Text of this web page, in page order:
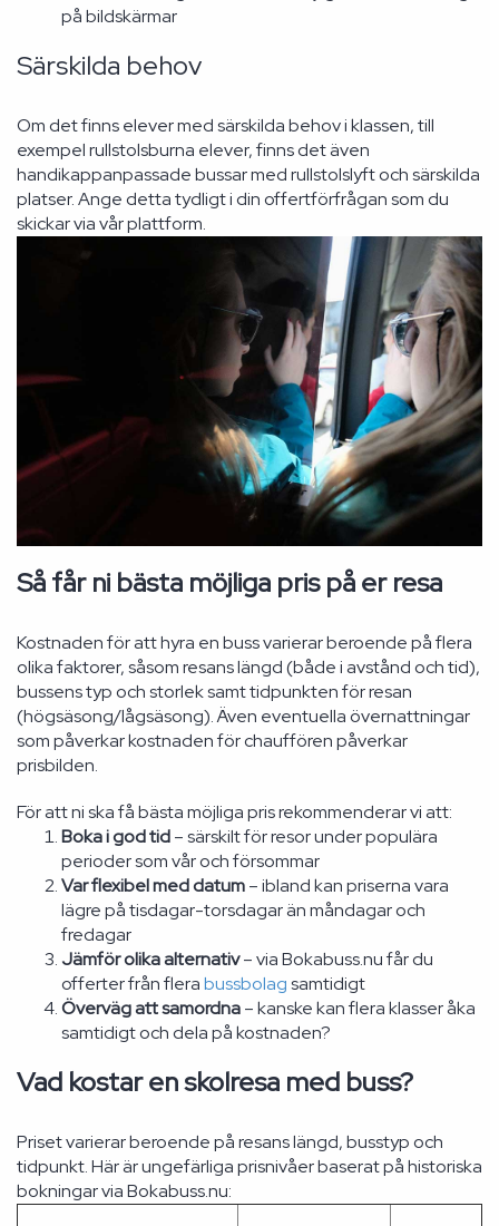
på bildskärmar
Särskilda behov
Om det finns elever med särskilda behov i klassen, till
exempel rullstolsburna elever, finns det även
handikappanpassade bussar med rullstolslyft och särskilda
platser. Ange detta tydligt i din offertförfrågan som du
skickar via vår plattform.
Så får ni bästa möjliga pris på er resa
Kostnaden för att hyra en buss varierar beroende på flera
olika faktorer, såsom resans längd (både i avstånd och tid),
bussens typ och storlek samt tidpunkten för resan
(högsäsong/lågsäsong). Även eventuella övernattningar
som påverkar kostnaden för chauffören påverkar
prisbilden.
För att ni ska få bästa möjliga pris rekommenderar vi att:
Boka i god tid– särskilt för resor under populära
perioder som vår och försommar
Var flexibel med datum– ibland kan priserna vara
lägre på tisdagar-torsdagar än måndagar och
fredagar
Jämför olika alternativ– via Bokabuss.nu får du
offerter från flerabussbolagsamtidigt
Överväg att samordna– kanske kan flera klasser åka
samtidigt och dela på kostnaden?
Vad kostar en skolresa med buss?
Priset varierar beroende på resans längd, busstyp och
tidpunkt. Här är ungefärliga prisnivåer baserat på historiska
bokningar via Bokabuss.nu: